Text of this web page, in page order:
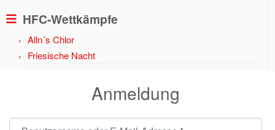
HFC-Wettkämpfe
Alln´s Chlor
Friesische Nacht
Anmeldung